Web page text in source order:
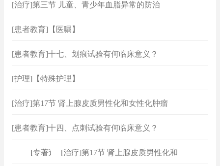
[治疗]第三节 儿童、青少年血脂异常的防治
[患者教育]【医嘱】
[患者教育]十七、划痕试验有何临床意义？
[护理]【特殊护理】
[治疗]第17节 肾上腺皮质男性化和女性化肿瘤
[患者教育]十四、点刺试验有何临床意义？
专著速查]
[治疗]第17节 肾上腺皮质男性化和